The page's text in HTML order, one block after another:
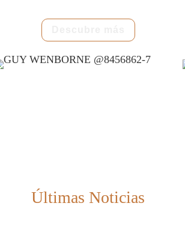
Últimas Noticias